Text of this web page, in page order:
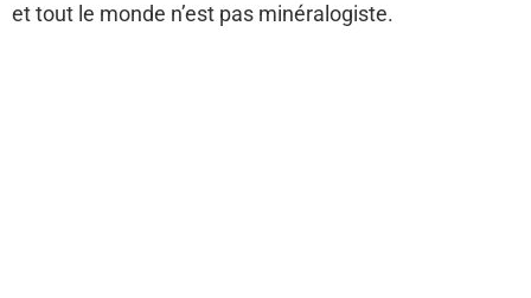
et tout le monde n’est pas minéralogiste.